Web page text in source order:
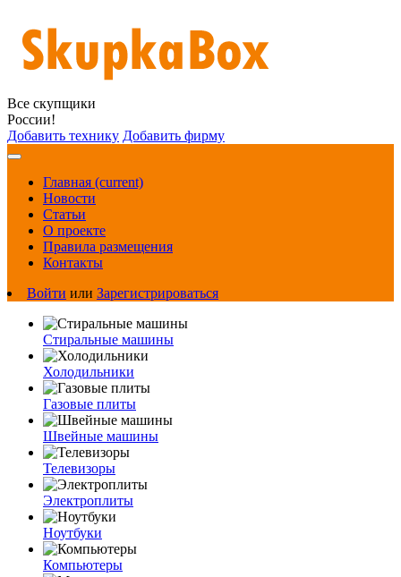
Все скупщики
России!
Добавить технику Добавить фирму
Главная (current)
Новости
Статьи
О проекте
Правила размещения
Контакты
Войти или Зарегистрироваться
Стиральные машины
Холодильники
Газовые плиты
Швейные машины
Телевизоры
Электроплиты
Ноутбуки
Компьютеры